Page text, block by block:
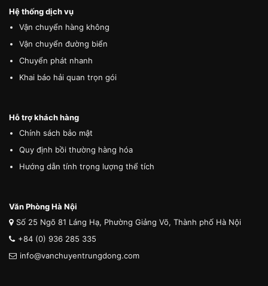
Hệ thống dịch vụ
Vận chuyển hàng không
Vận chuyển đường biển
Chuyển phát nhanh
Khai báo hải quan trọn gói
Hỗ trợ khách hàng
Chính sách bảo mật
Quy định bồi thường hàng hóa
Hướng dẫn tính trọng lượng thể tích
Văn Phòng Hà Nội
Số 25 Ngõ 81 Láng Hạ, Phường Giảng Võ, Thành phố Hà Nội
+84 (0) 936 285 335
info@vanchuyentrungdong.com